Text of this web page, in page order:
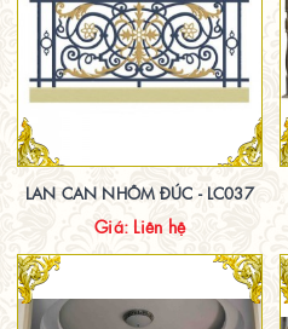
LAN CAN NHÔM ĐÚC - LC037
Giá: Liên hệ